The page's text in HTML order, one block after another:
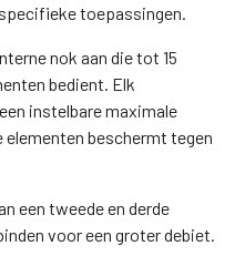
toepassingen.
nok aan die tot 15
bedient. Elk
instelbare maximale
elementen beschermt tegen
een tweede en derde
voor een groter debiet.